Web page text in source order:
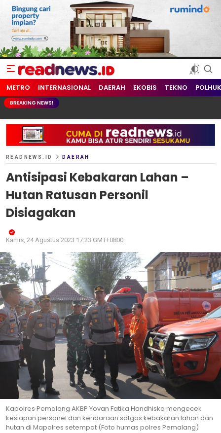
readnews.id
Berita Terkini, Update Terbaru Hari ini dari Indonesia dan Dunia
METRO INTERNASIONAL DAERAH EKOBIS TEKNO
BREAKING NEWS!
READNEWS.ID DAERAH
Antisipasi Kebakaran Lahan –
Hutan Ratusan Personil
Disiagakan
Kamis, 24 Agustus 2023 17:23 GMT+0800
Kapolres Pemalang AKBP Yovan Fatika Handhiska mengecek
kesiapan personel dan kendaraan satgas kebakaran lahan dan
hutan di Mapolres setempat (Foto humas polres Pemalang)